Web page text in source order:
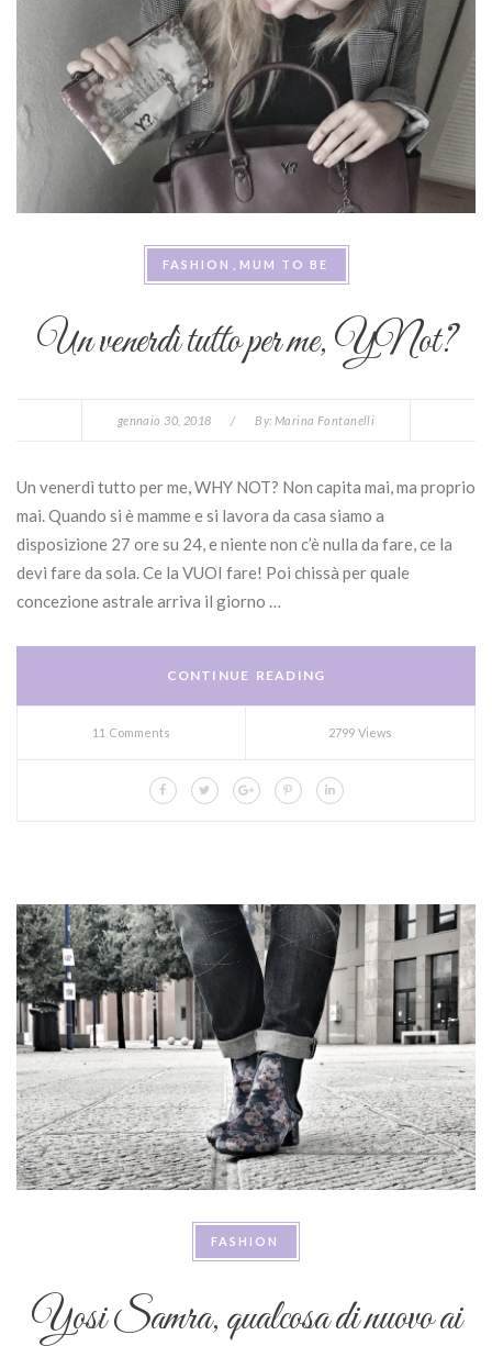
FASHION MUM TO BE
Un venerdì tutto per me, YNot?
gennaio 30, 2018 / By: Marina Fontanelli
Un venerdì tutto per me, WHY NOT? Non capita mai, ma proprio
mai. Quando si è mamme e si lavora da casa siamo a
disposizione 27 ore su 24, e niente non c’è nulla da fare, ce la
devi fare da sola. Ce la VUOI fare! Poi chissà per quale
concezione astrale arriva il giorno …
CONTINUE READING
11 Comments 2799 Views
FASHION
Yosi Samra, qualcosa di nuovo ai